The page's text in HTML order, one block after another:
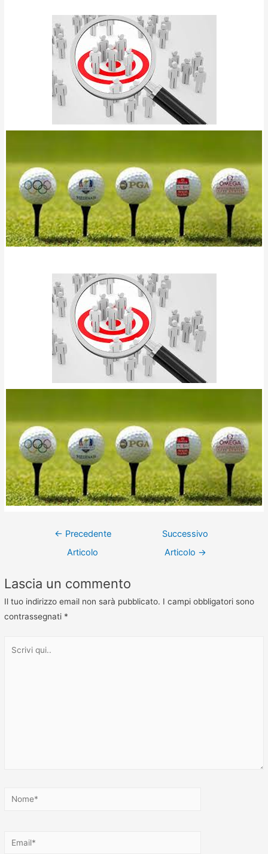
← Precedente
Articolo
Successivo
Articolo →
Lascia un commento
Il tuo indirizzo email non sarà pubblicato. I campi obbligatori sono
contrassegnati *